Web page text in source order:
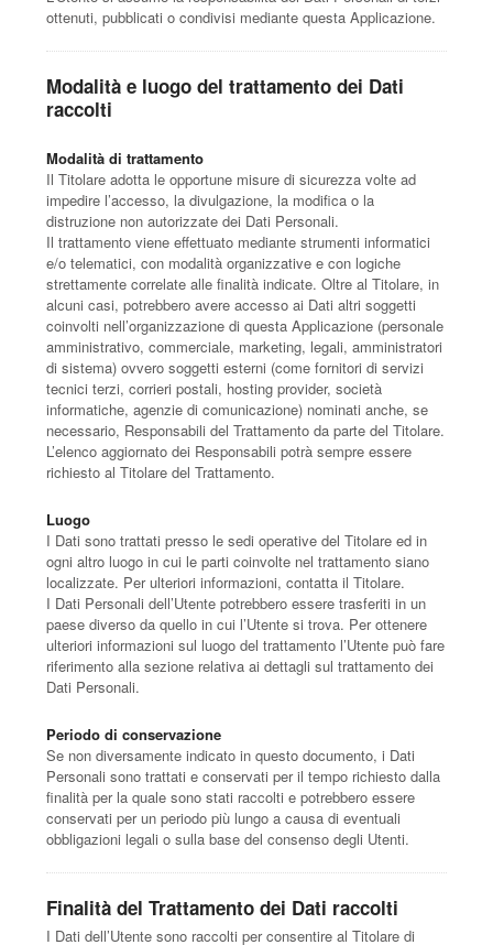
ottenuti, pubblicati o condivisi mediante questa Applicazione.
Modalità e luogo del trattamento dei Dati
raccolti
Modalità di trattamento
Il Titolare adotta le opportune misure di sicurezza volte ad
impedire l’accesso, la divulgazione, la modifica o la
distruzione non autorizzate dei Dati Personali.
Il trattamento viene effettuato mediante strumenti informatici
e/o telematici, con modalità organizzative e con logiche
strettamente correlate alle finalità indicate. Oltre al Titolare, in
alcuni casi, potrebbero avere accesso ai Dati altri soggetti
coinvolti nell’organizzazione di questa Applicazione (personale
amministrativo, commerciale, marketing, legali, amministratori
di sistema) ovvero soggetti esterni (come fornitori di servizi
tecnici terzi, corrieri postali, hosting provider, società
informatiche, agenzie di comunicazione) nominati anche, se
necessario, Responsabili del Trattamento da parte del Titolare.
L’elenco aggiornato dei Responsabili potrà sempre essere
richiesto al Titolare del Trattamento.
Luogo
I Dati sono trattati presso le sedi operative del Titolare ed in
ogni altro luogo in cui le parti coinvolte nel trattamento siano
localizzate. Per ulteriori informazioni, contatta il Titolare.
I Dati Personali dell’Utente potrebbero essere trasferiti in un
paese diverso da quello in cui l’Utente si trova. Per ottenere
ulteriori informazioni sul luogo del trattamento l’Utente può fare
riferimento alla sezione relativa ai dettagli sul trattamento dei
Dati Personali.
Periodo di conservazione
Se non diversamente indicato in questo documento, i Dati
Personali sono trattati e conservati per il tempo richiesto dalla
finalità per la quale sono stati raccolti e potrebbero essere
conservati per un periodo più lungo a causa di eventuali
obbligazioni legali o sulla base del consenso degli Utenti.
Finalità del Trattamento dei Dati raccolti
I Dati dell’Utente sono raccolti per consentire al Titolare di